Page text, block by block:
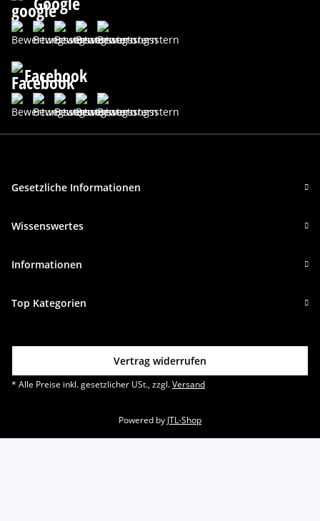
Facebook
Gesetzliche Informationen
Wissenswertes
Informationen
Top Kategorien
Vertrag widerrufen
* Alle Preise inkl. gesetzlicher USt., zzgl.Versand
Powered by JTL-Shop